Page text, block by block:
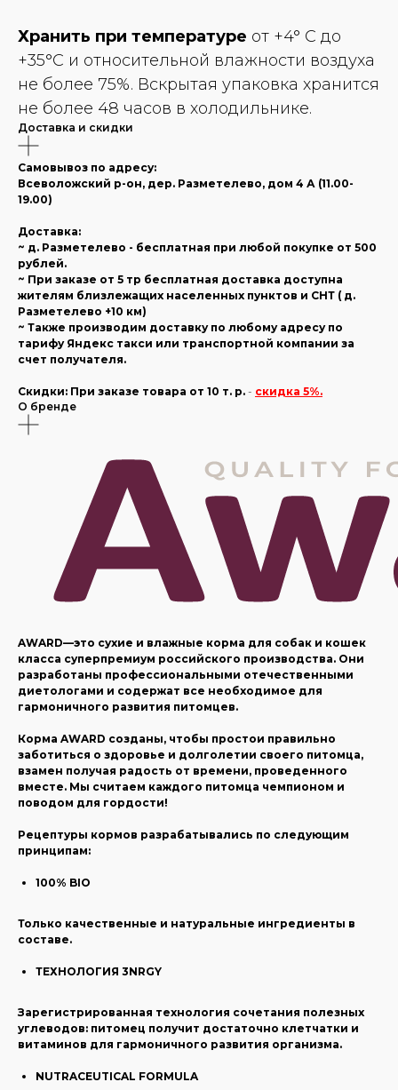
Хранить при температуре от +4° С до
+35°С и относительной влажности воздуха
не более 75%. Вскрытая упаковка хранится
не более 48 часов в холодильнике.
Доставка и скидки
Самовывоз по адресу:
Всеволожский р-он, дер. Разметелево, дом 4 А (11.00-
19.00)
Доставка:
~ д. Разметелево - бесплатная при любой покупке от 500
рублей.
~ При заказе от 5 тр бесплатная доставка доступна
жителям близлежащих населенных пунктов и СНТ ( д.
Разметелево +10 км)
~ Также производим доставку по любому адресу по
тарифу Яндекс такси или транспортной компании за
счет получателя.
Скидки: При заказе товара от 10 т. р. - скидка 5%.
О бренде
AWARD—это сухие и влажные корма для собак и кошек
класса суперпремиум российского производства. Они
разработаны профессиональными отечественными
диетологами и содержат все необходимое для
гармоничного развития питомцев.
Корма AWARD созданы, чтобы простои правильно
заботиться о здоровье и долголетии своего питомца,
взамен получая радость от времени, проведенного
вместе. Мы считаем каждого питомца чемпионом и
поводом для гордости!
Рецептуры кормов разрабатывались по следующим
принципам:
100% BIO
Только качественные и натуральные ингредиенты в
составе.
ТЕХНОЛОГИЯ 3NRGY
Зарегистрированная технология сочетания полезных
углеводов: питомец получит достаточно клетчатки и
витаминов для гармоничного развития организма.
NUTRACEUTICAL FORMULA